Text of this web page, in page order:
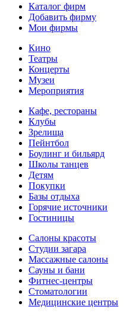
Каталог фирм
Добавить фирму
Мои фирмы
Кино
Театры
Концерты
Музеи
Мероприятия
Кафе, рестораны
Клубы
Зрелища
Пейнтбол
Боулинг и бильярд
Школы танцев
Детям
Покупки
Базы отдыха
Горячие источники
Гостиницы
Салоны красоты
Студии загара
Массажные салоны
Сауны и бани
Фитнес-центры
Стоматологии
Медицинские центры